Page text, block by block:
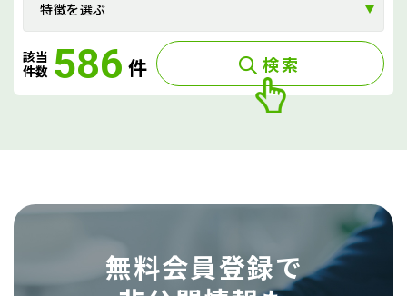
ン
特徴を選ぶ
該当
件数 586 件 検索
無料会員登録で